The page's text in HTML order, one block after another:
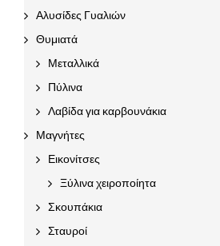
Αλυσίδες Γυαλιών
Θυμιατά
Μεταλλικά
Πύλινα
Λαβίδα για καρβουνάκια
Μαγνήτες
Εικονίτσες
Ξύλινα χειροποίητα
Σκουπάκια
Σταυροί